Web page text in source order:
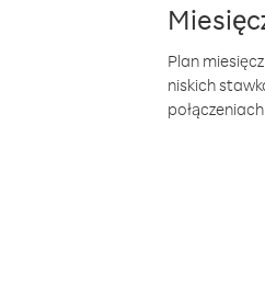
Plan
niskich
połączeniach